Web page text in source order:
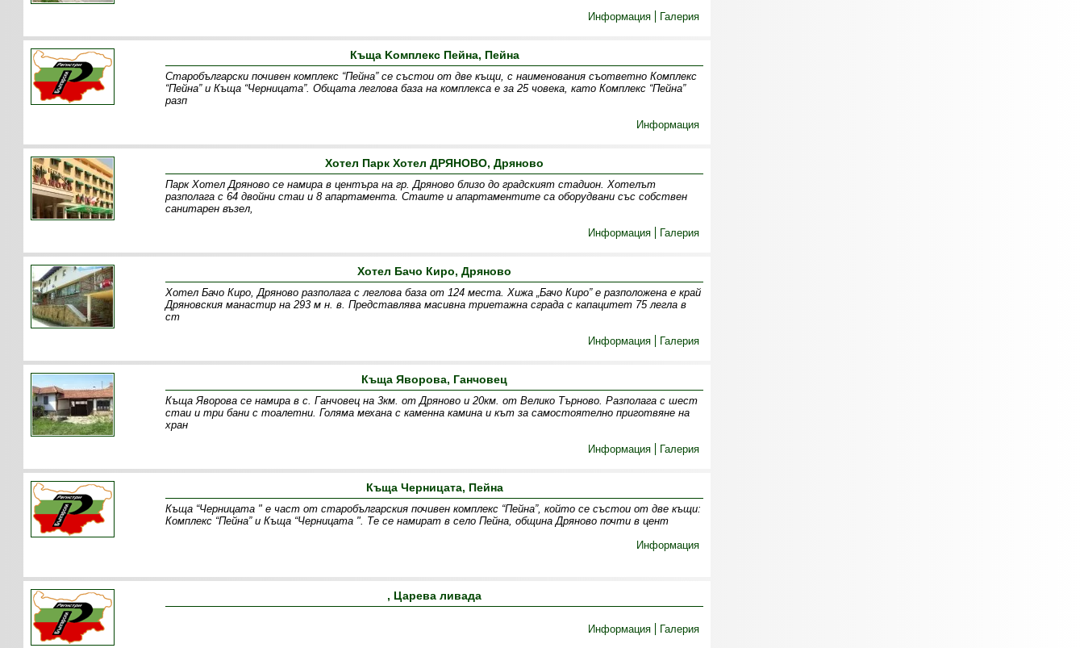
Информация
Галерия
Къща Kомплекс Пейна, Пейна
Старобългарски почивен комплекс “Пейна” се състои от две къщи, с наименования съответно Комплекс
“Пейна” и Къща “Черницата”. Общата леглова база на комплекса е за 25 човека, като Комплекс “Пейна”
разп
Информация
Хотел Парк Хотел ДРЯНОВО, Дряново
Парк Хотел Дряново се намира в центъра на гр. Дряново близо до градският стадион. Хотелът
разполага с 64 двойни стаи и 8 апартамента. Стаите и апартаментите са оборудвани със собствен
санитарен възел,
Информация
Галерия
Хотел Бачо Киро, Дряново
Хотел Бачо Киро, Дряново разполага с леглова база от 124 места. Хижа „Бачо Киро” е разположена е край
Дряновския манастир на 293 м н. в. Представлява масивна триетажна сграда с капацитет 75 легла в
ст
Информация
Галерия
Къща Яворова, Ганчовец
Къща Яворова се намира в с. Ганчовец на 3км. от Дряново и 20км. от Велико Търново. Разполага с шест
стаи и три бани с тоалетни. Голяма механа с каменна камина и кът за самостоятелно приготвяне на
хран
Информация
Галерия
Къща Черницата, Пейна
Къща “Черницата " е част от старобългарския почивен комплекс “Пейна”, който се състои от две къщи:
Комплекс “Пейна” и Къща “Черницата ". Те се намират в село Пейна, община Дряново почти в цент
Информация
, Царева ливада
Информация Галерия